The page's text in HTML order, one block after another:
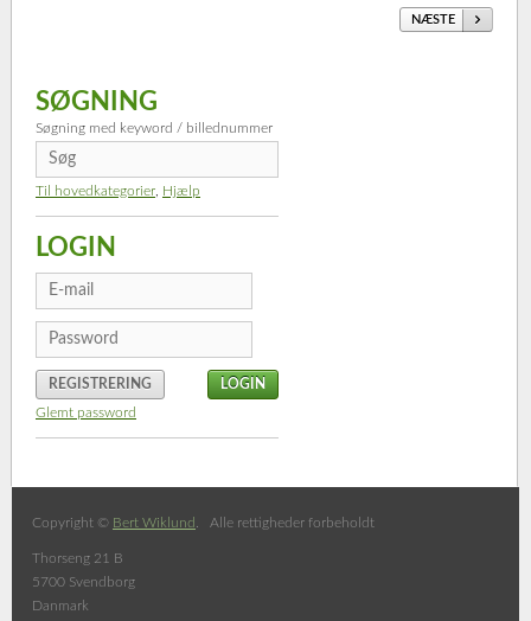
NÆSTE
SØGNING
Søgning med keyword / billednummer
Til hovedkategorier Hjælp
LOGIN
REGISTRERING
Glemt password
Copyright © Bert Wiklund . Alle rettigheder forbeholdt
Thorseng 21 B
5700 Svendborg
Danmark